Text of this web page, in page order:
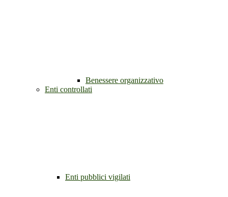
Benessere organizzativo
Enti controllati
Enti pubblici vigilati